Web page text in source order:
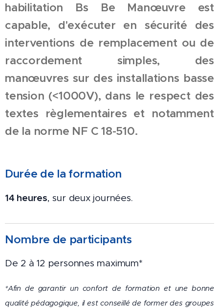
habilitation Bs Be Manœuvre est
capable, d'exécuter en sécurité des
interventions de remplacement ou de
raccordement simples, des
manœuvres sur des installations basse
tension (<1000V), dans le respect des
textes règlementaires et notamment
de la norme NF C 18-510.
Durée de la formation
14 heures, sur deux journées.
Nombre de participants
De 2 à 12 personnes maximum*
*Afin de garantir un confort de formation et une bonne
qualité pédagogique, il est conseillé de former des groupes